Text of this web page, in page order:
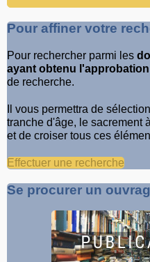
Pour affiner votre
Pour rechercher parmi les
ayant obtenu l'approbation
de recherche.
Il vous permettra de
tranche d'âge, le sacrement
et de croiser tous ces
Effectuer une recherche
Se procurer un